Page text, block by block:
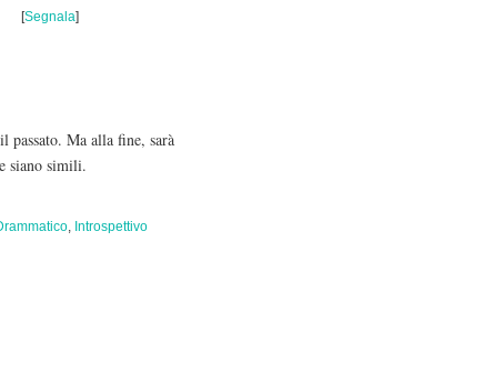
[Segnala]
passato. Ma alla fine, sarà
siano simili.
, Introspettivo